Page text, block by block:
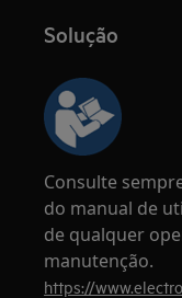
Solução
Consulte
do manual de
de qualquer
manutenção.
https://